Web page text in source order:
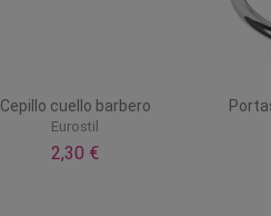
Cepillo cuello barbero
Eurostil
2,30 €